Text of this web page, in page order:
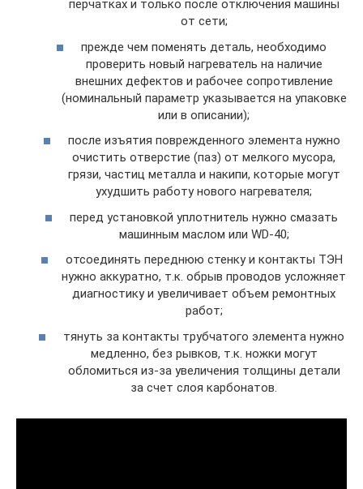
перчатках и только после отключения машины
от сети;
прежде чем поменять деталь, необходимо
проверить новый нагреватель на наличие
внешних дефектов и рабочее сопротивление
(номинальный параметр указывается на упаковке
или в описании);
после изъятия поврежденного элемента нужно
очистить отверстие (паз) от мелкого мусора,
грязи, частиц металла и накипи, которые могут
ухудшить работу нового нагревателя;
перед установкой уплотнитель нужно смазать
машинным маслом или WD-40;
отсоединять переднюю стенку и контакты ТЭН
нужно аккуратно, т.к. обрыв проводов усложняет
диагностику и увеличивает объем ремонтных
работ;
тянуть за контакты трубчатого элемента нужно
медленно, без рывков, т.к. ножки могут
обломиться из-за увеличения толщины детали
за счет слоя карбонатов.